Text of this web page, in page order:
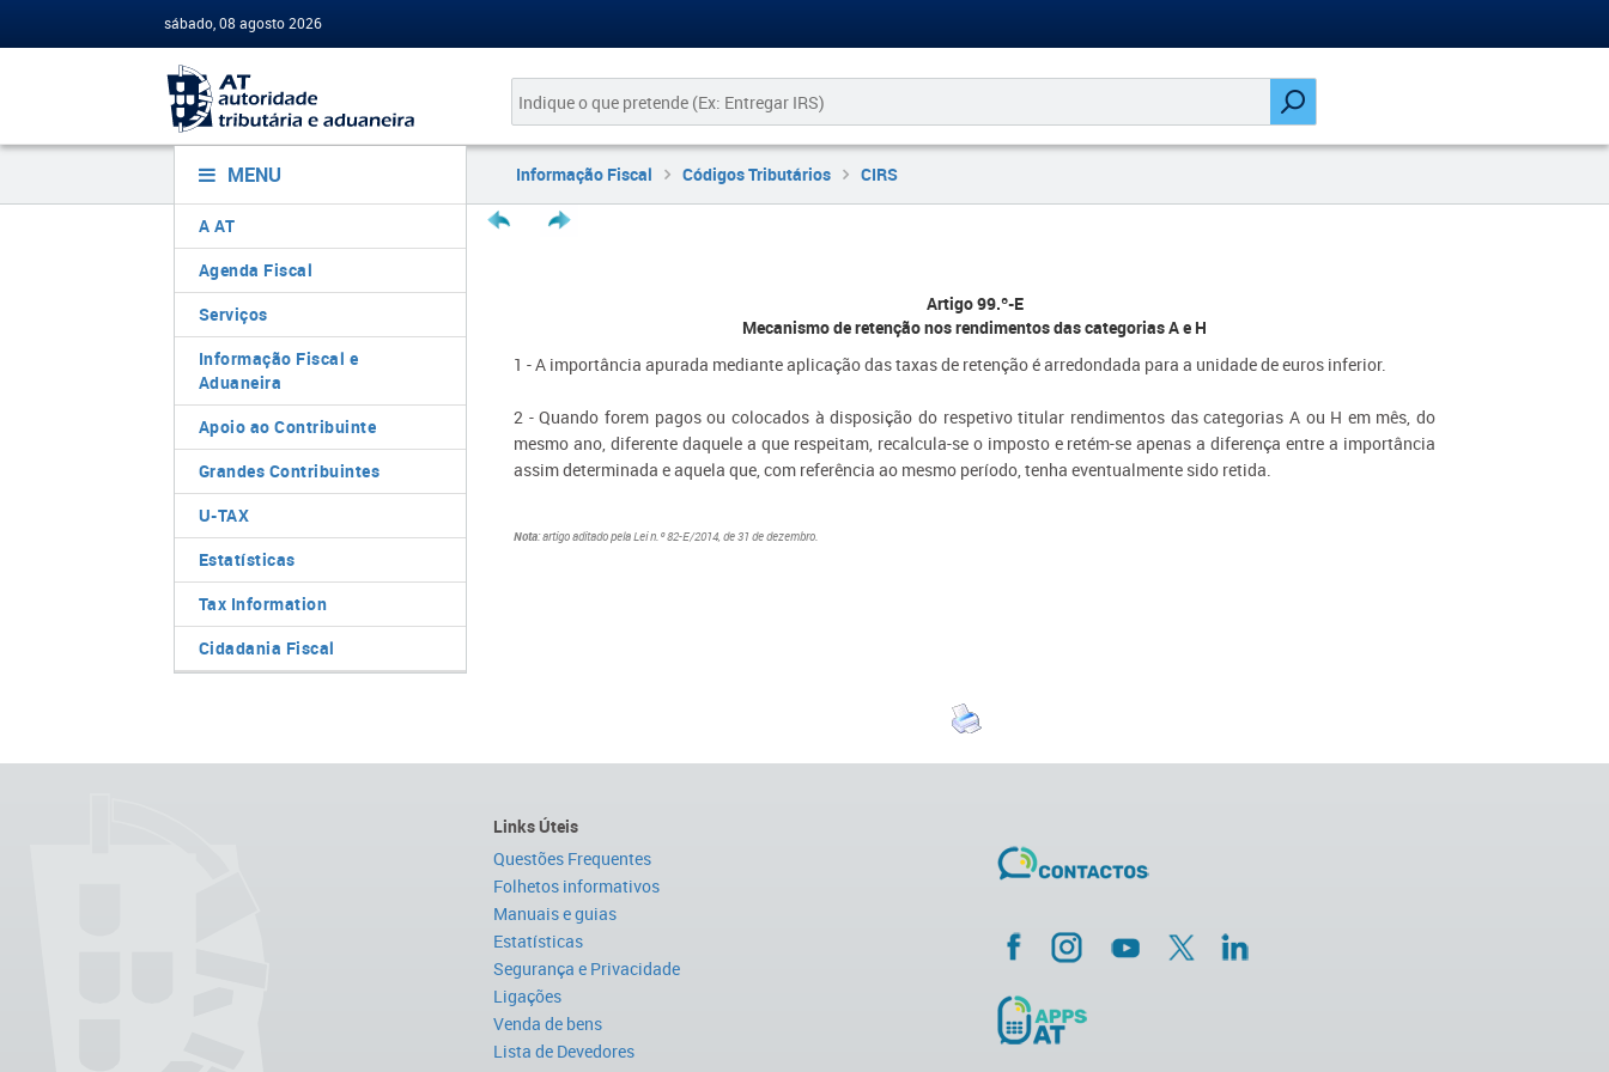
sábado, 08 agosto 2026
MENU
A AT
Agenda Fiscal
Serviços
Informação Fiscal e
Aduaneira
Apoio ao Contribuinte
Grandes Contribuintes
U-TAX
Estatísticas
Tax Information
Cidadania Fiscal
Informação Fiscal Códigos Tributários CIRS
Artigo 99.º-E
Mecanismo de retenção nos rendimentos das categorias A e H
1 - A importância apurada mediante aplicação das taxas de retenção é arredondada para a unidade de euros inferior.
2 - Quando forem pagos ou colocados à disposição do respetivo titular rendimentos das categorias A ou H em mês, do
mesmo ano, diferente daquele a que respeitam, recalcula-se o imposto e retém-se apenas a diferença entre a importância
assim determinada e aquela que, com referência ao mesmo período, tenha eventualmente sido retida.
Nota:artigo aditado pela Lei n.º 82-E/2014, de 31 de dezembro.
Links Úteis
Questões Frequentes
Folhetos informativos
Manuais e guias
Estatísticas
Segurança e Privacidade
Ligações
Venda de bens
Lista de Devedores